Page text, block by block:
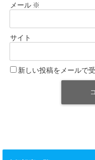
メール ※
サイト
新しい投稿をメールで